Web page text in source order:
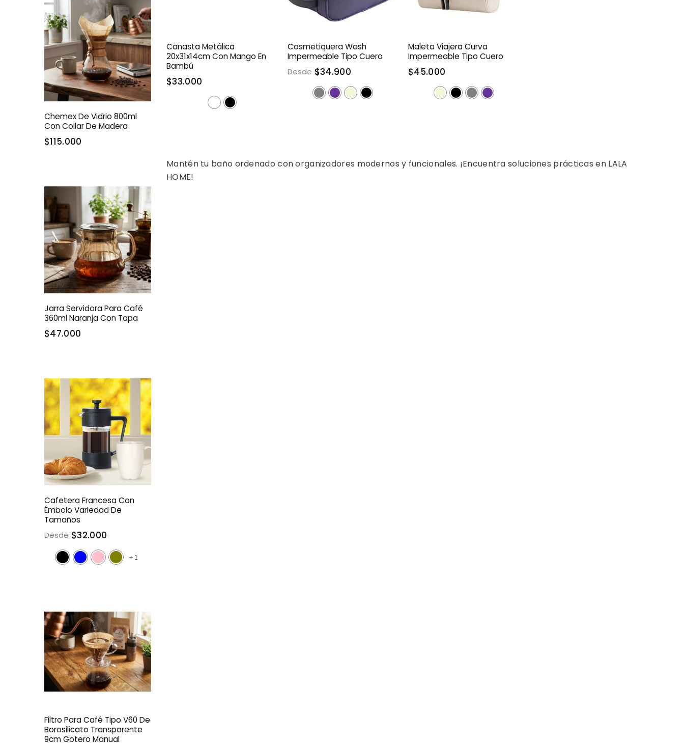
Chemex De Vidrio 800ml
Con Collar De Madera
$115.000
Jarra Servidora Para Café
360ml Naranja Con Tapa
$47.000
Cafetera Francesa Con
Émbolo Variedad De
Tamaños
Desde $32.000
+ 1
Filtro Para Café Tipo V60 De
Borosilicato Transparente
9cm Gotero Manual
Canasta Metálica
20x31x14cm Con Mango En
Bambú
$33.000
Cosmetiquera Wash
Impermeable Tipo Cuero
Desde $34.900
Maleta Viajera Curva
Impermeable Tipo Cuero
$45.000
Mantén tu baño ordenado con organizadores modernos y funcionales. ¡Encuentra soluciones prácticas en LALA
HOME!